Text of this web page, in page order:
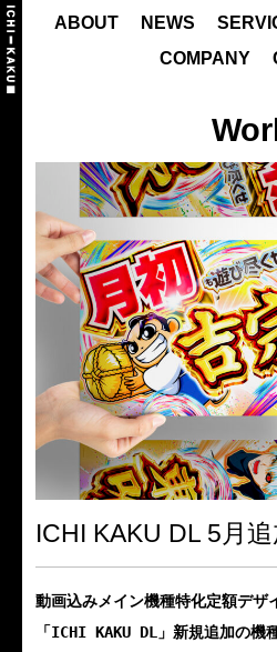
ICHI KAKU DL 5月
動画込みメイン機種特化定額デザ
「ICHI KAKU DL」新規追加の機
ABOUT NEWS
COMPANY